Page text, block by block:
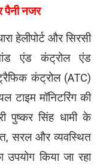
पैनी नजर
हेलीपोर्टऔरसिरसी
एंड कंट्रोल एंड
कंट्रोल (ATC)
टाइम मॉनिटरिंग की
पुष्कर सिंह धामीके
सरल और व्यवस्थित
किया जा रहा